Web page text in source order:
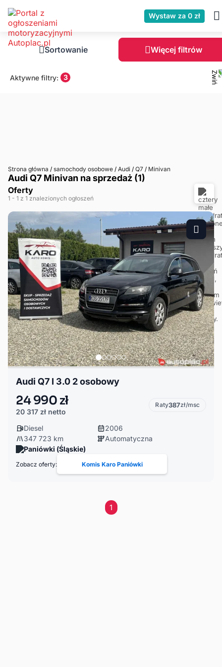
Wystaw za 0 zł
Sortowanie Więcej filtrów
Aktywne filtry: 3
Strona główna / samochody osobowe / Audi / Q7 / Minivan
Audi Q7 Minivan na sprzedaż (1)
Oferty
1 - 1 z 1 znalezionych ogłoszeń
Audi Q7 I 3.0 2 osobowy
24 990 zł
20 317 zł netto
Raty387zł/msc
Diesel
2006
347 723 km
Automatyczna
Paniówki (Śląskie)
Zobacz oferty: Komis Karo Paniówki
1